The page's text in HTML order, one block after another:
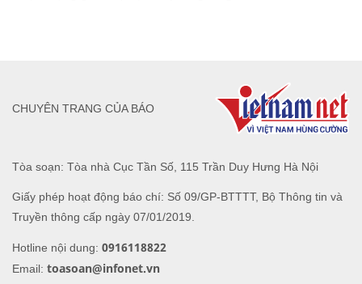
Tòa soạn: Tòa nhà Cục Tần Số, 115 Trần Duy Hưng Hà Nội
Giấy phép hoạt động báo chí: Số 09/GP-BTTTT, Bộ Thông tin và
Truyền thông cấp ngày 07/01/2019.
Hotline nội dung: 0916118822
Email: toasoan@infonet.vn
CHUYÊN TRANG CỦA BÁO